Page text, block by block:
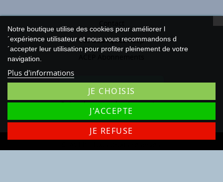
Vos boutiques Acep
Rétractation
Suivre le statut de rétractation
Notre boutique utilise des cookies pour améliorer l
´expérience utilisateur et nous vous recommandons d
´accepter leur utilisation pour profiter pleinement de votre
navigation.
Plus d'informations
JE CHOISIS
JE REFUSE
J'ACCEPTE